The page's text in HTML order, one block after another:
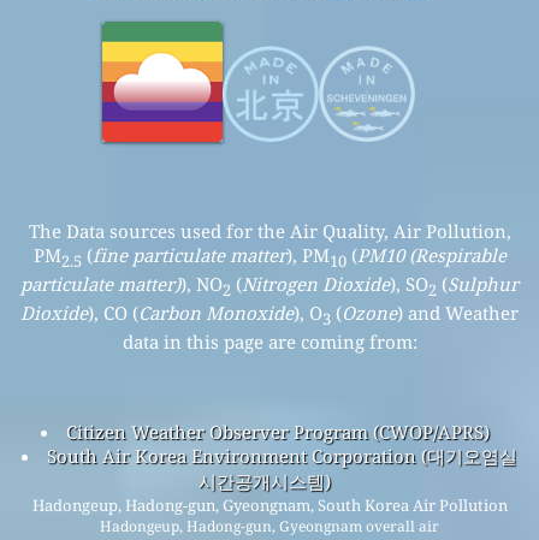
The Data sources used for the Air Quality, Air Pollution,
PM2.5 (fine particulate matter), PM10(PM10 (Respirable
particulate matter)), NO2 (Nitrogen Dioxide), SO2 (Sulphur
Dioxide), CO (Carbon Monoxide), O3 (Ozone) and Weather
data in this page are coming from:
Citizen Weather Observer Program (CWOP/APRS)
South Air Korea Environment Corporation (대기오염실
시간공개시스템)
Hadongeup, Hadong-gun, Gyeongnam, South Korea Air Pollution
Hadongeup, Hadong-gun, Gyeongnam overall air